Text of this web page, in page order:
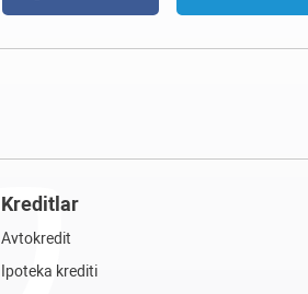
Kreditlar
Avtokredit
Ipoteka krediti